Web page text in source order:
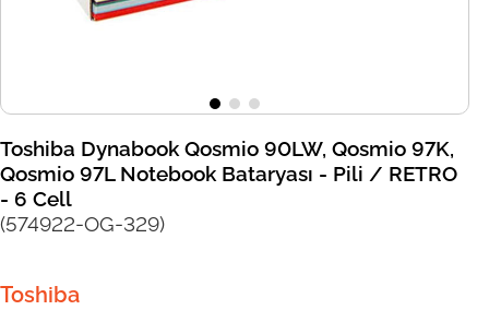
Toshiba Dynabook Qosmio 90LW, Qosmio 97K,
Qosmio 97L Notebook Bataryası - Pili / RETRO
- 6 Cell
(574922-OG-329)
Toshiba